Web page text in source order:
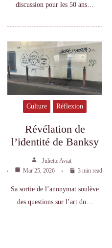
discussion pour les 50 ans…
Culture Réflexion
Révélation de
l’identité de Banksy
Juliette Aviat
Mar 25, 2026
3 min read
Sa sortie de l’anonymat soulève
des questions sur l’art du…